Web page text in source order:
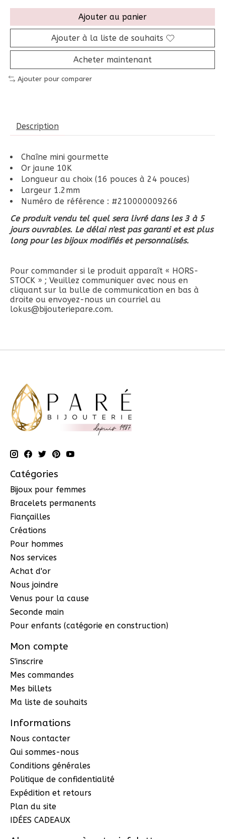
Ajouter au panier
Ajouter à la liste de souhaits
Acheter maintenant
Ajouter pour comparer
Description
Chaîne mini gourmette
Or jaune 10K
Longueur au choix (16 pouces à 24 pouces)
Largeur 1.2mm
Numéro de référence : #210000009266
Ce produit vendu tel quel sera livré dans les 3 à 5
jours ouvrables. Le délai n'est pas garanti et est plus
long pour les bijoux modifiés et personnalisés.
Pour commander si le produit apparaît « HORS-
STOCK » ; Veuillez communiquer avec nous en
cliquant sur la bulle de communication en bas à
droite ou envoyez-nous un courriel au
lokus@bijouteriepare.com.
Catégories
Bijoux pour femmes
Bracelets permanents
Fiançailles
Créations
Pour hommes
Nos services
Achat d'or
Nous joindre
Venus pour la cause
Seconde main
Pour enfants (catégorie en construction)
Mon compte
S'inscrire
Mes commandes
Mes billets
Ma liste de souhaits
Informations
Nous contacter
Qui sommes-nous
Conditions générales
Politique de confidentialité
Expédition et retours
Plan du site
IDÉES CADEAUX